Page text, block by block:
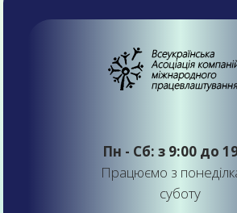
Пн - Сб: з 9:00 до
Працюємо з
суботу